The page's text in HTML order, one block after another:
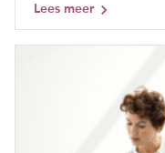
Lees meer